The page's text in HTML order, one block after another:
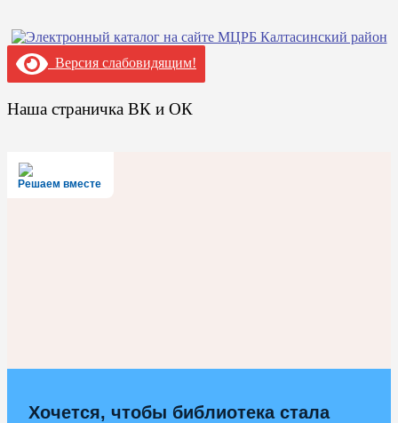
Версия слабовидящим!
Наша страничка ВК и ОК
Решаем вместе
Хочется, чтобы библиотека стала